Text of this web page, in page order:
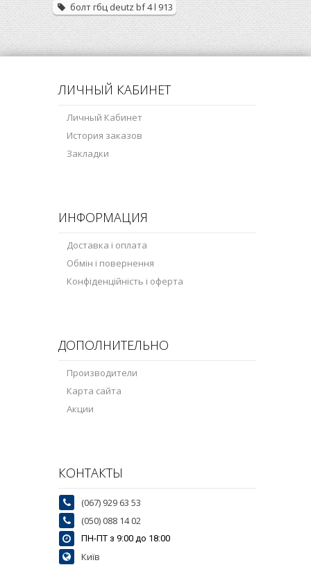
болт гбц deutz bf 4 l 913
ЛИЧНЫЙ КАБИНЕТ
Личный Кабинет
История заказов
Закладки
ИНФОРМАЦИЯ
Доставка і оплата
Обмін і повернення
Конфіденційність і оферта
ДОПОЛНИТЕЛЬНО
Производители
Карта сайта
Акции
КОНТАКТЫ
(067) 929 63 53
(050) 088 14 02
ПН-ПТ з 9:00 до 18:00
Київ